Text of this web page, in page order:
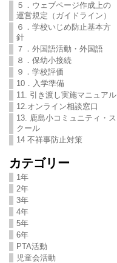
５．ウェブページ作成上の
運営規定（ガイドライン）
６．学校いじめ防止基本方
針
７．外国語活動・外国語
８．保幼小接続
９．学校評価
10．入学準備
11. 引き渡し実施マニュアル
12.オンライン相談窓口
13. 鹿島小コミュニティ・ス
クール
14 不祥事防止対策
カテゴリー
1年
2年
3年
4年
5年
6年
PTA活動
児童会活動